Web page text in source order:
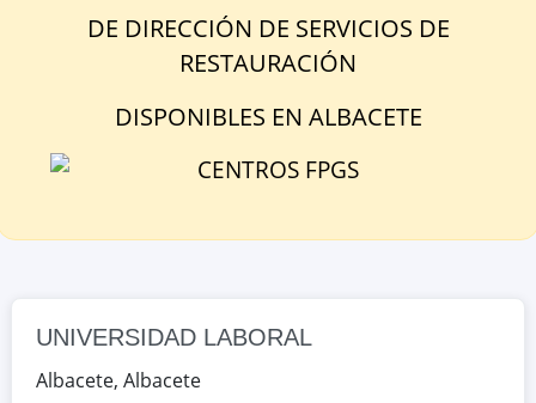
Albacete, España
UNIVERSIDAD LABORAL
AV. DE LA MANCHA, S/N, Albacete,
DE DIRECCIÓN DE SERVICIOS DE
RESTAURACIÓN
DISPONIBLES EN ALBACETE
UNIVERSIDAD LABORAL
Albacete, Albacete